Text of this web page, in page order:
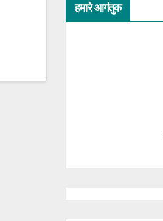
हमारे आगंतुक